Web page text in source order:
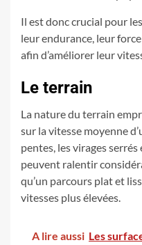
Il est donc crucial pour
leur endurance, leur
afin d’améliorer leur
Le terrain
La nature du terrain
sur la vitesse moyenne
pentes, les virages
peuvent ralentir
qu’un parcours plat et
vitesses plus élevées.
A lire aussi Les